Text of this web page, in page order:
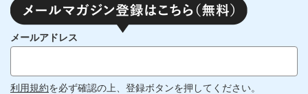
メールアドレス
利用規約を必ず確認の上、登録ボタンを押してください。